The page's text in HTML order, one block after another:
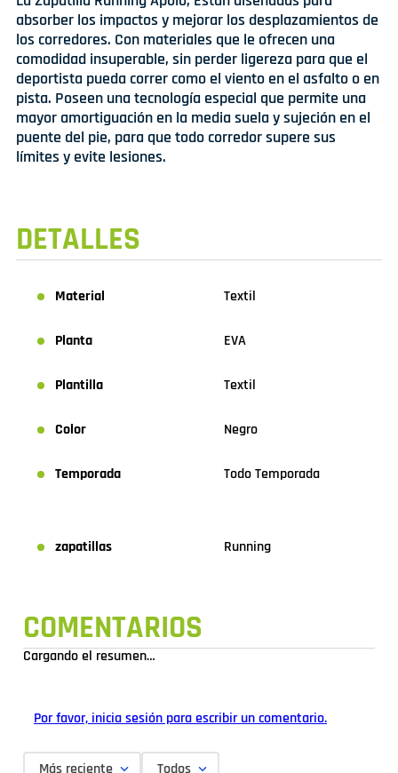
absorber los impactos y mejorar los desplazamientos de
los corredores. Con materiales que le ofrecen una
comodidad insuperable, sin perder ligereza para que el
deportista pueda correr como el viento en el asfalto o en
pista. Poseen una tecnología especial que permite una
mayor amortiguación en la media suela y sujeción en el
puente del pie, para que todo corredor supere sus
límites y evite lesiones.
DETALLES
Material Textil
Planta EVA
Plantilla Textil
Color Negro
Temporada Todo Temporada
zapatillas Running
COMENTARIOS
Cargando el resumen…
Por favor, inicia sesión para escribir un comentario.
Más reciente Todos